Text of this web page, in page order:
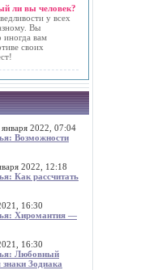
ли вы человек?
у всех
Вы
иногда вам
своих
января 2022, 07:04
Возможности
2022, 12:18
Как рассчитать
16:30
Хиромантия —
16:30
Любовный
Зодиака